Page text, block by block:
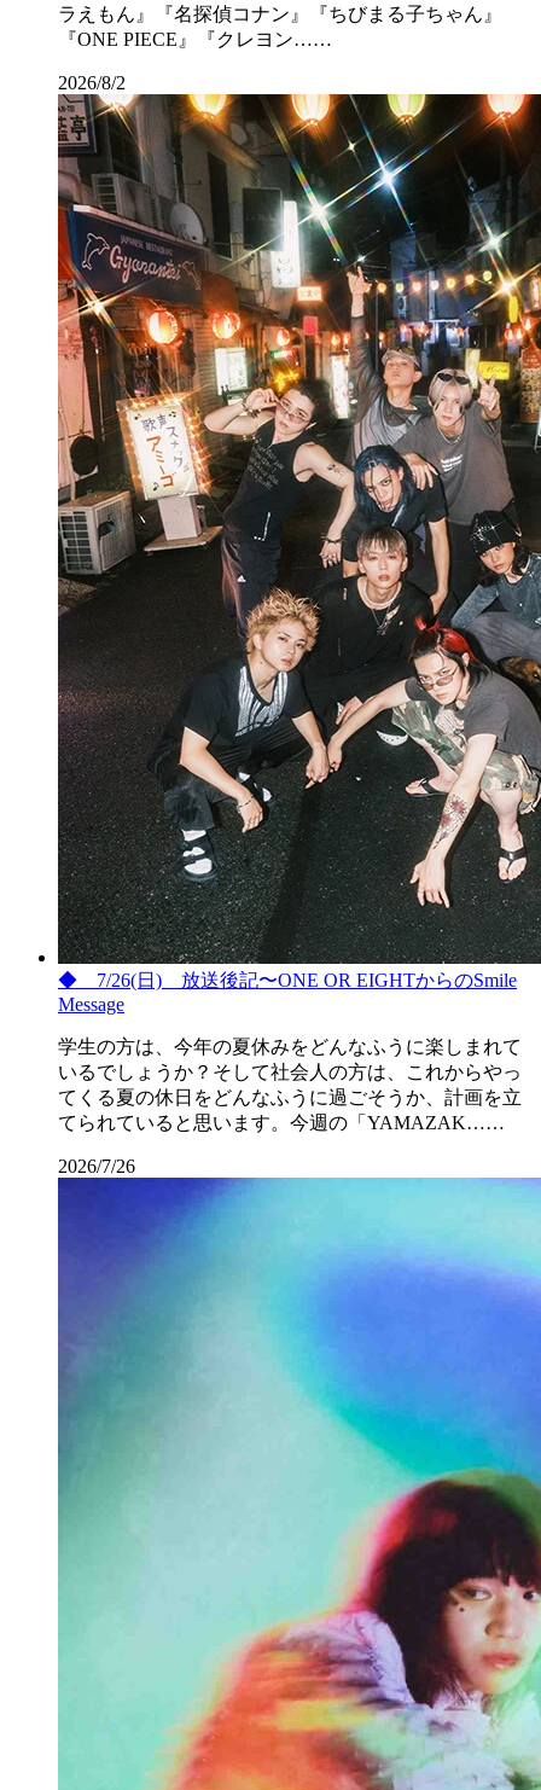
ラえもん』『名探偵コナン』『ちびまる子ちゃん』
『ONE PIECE』『クレヨン……
2026/8/2
◆ 7/26(日) 放送後記〜ONE OR EIGHTからのSmile
Message
学生の方は、今年の夏休みをどんなふうに楽しまれて
いるでしょうか？そして社会人の方は、これからやっ
てくる夏の休日をどんなふうに過ごそうか、計画を立
てられていると思います。今週の「YAMAZAK……
2026/7/26